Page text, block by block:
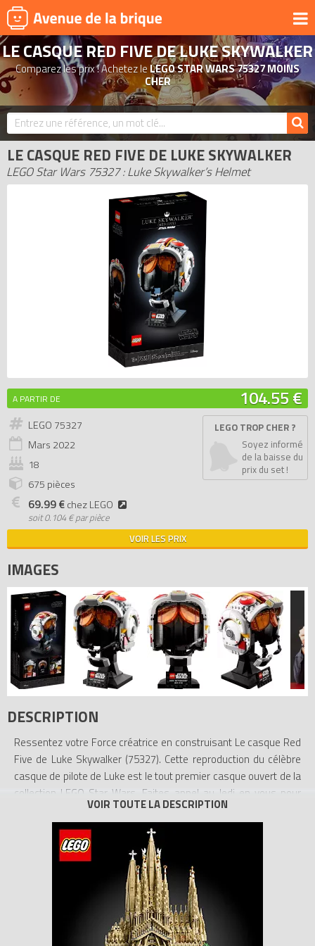
UNIVERS
PRODUITS DÉRIVÉS
NOUVEAUTÉS
LEGO 2026
BONS PLANS
ACTUALITÉS
ASSOCIATIONS DE FANS
EXPOSITIONS LEGO
LEGO LES PLUS CHERS
DERNIERS LEGO AJOUTÉS
LE CASQUE RED FIVE DE LUKE SKYWALKER
Comparez les prix ! Achetez le LEGO STAR WARS 75327 MOINS
CHER
LE CASQUE RED FIVE DE LUKE SKYWALKER
LEGO Star Wars 75327 : Luke Skywalker’s Helmet
A PARTIR DE 104.55 €
LEGO 75327
Mars 2022
18
675 pièces
69.99 €chez LEGO
soit0.104 € par pièce
LEGO TROP CHER ?
Soyez informé
de la baisse du
prix du set !
VOIR LES PRIX
IMAGES
DESCRIPTION
Ressentez votre Force créatrice en construisant Le casque Red
Five de Luke Skywalker (75327). Cette reproduction du célèbre
casque de pilote de Luke est le tout premier casque ouvert de la
collection LEGO Star Wars. Faites appel au Jedi en vous pour
recréer ses détails authentiques, dont un micro et un
rembourrage en briques, ainsi que sa visière rouge translucide.
Le support intégré et la plaque ajoutent la touche finale à cette
superbe pièce d’exposition.
Guide pas à pas Les instructions claires vous permettent
d’apprécier l’expérience de construction en toute décontraction.
Si vous recherchez de nouvelles missions, découvrez d’autres
casques LEGO Star Wars (nouveautés de mars 2022).